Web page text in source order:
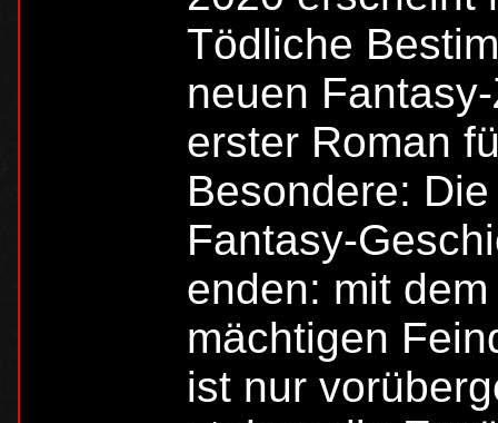
Tödliche
neuen
erster Roman
Besondere:
Fantasy-
enden: mit
mächtigen
ist nur